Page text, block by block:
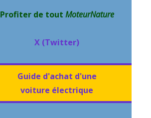
Profiter de tout MoteurNature
X (Twitter)
Guide d'achat d'une
voiture électrique